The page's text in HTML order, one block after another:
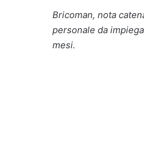
Bricoman, nota
personale da
mesi.